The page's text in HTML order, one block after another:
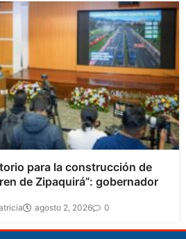
para la construcción de
de Zipaquirá”: gobernador
agosto 2, 2026 0